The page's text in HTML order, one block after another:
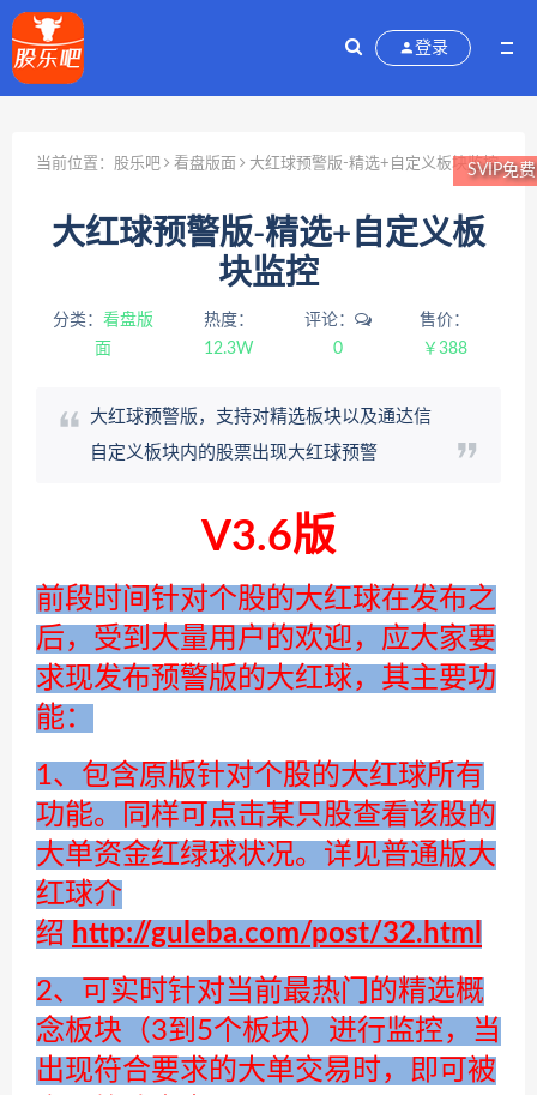
登录
当前位置： 股乐吧 看盘版面 大红球预警版-精选+自定义板块监控
大红球预警版-精选+自定义板
块监控
分类： 看盘版
面
热度：
12.3W
评论：
0
售价：
￥388
SVIP免费
大红球预警版，支持对精选板块以及通达信
自定义板块内的股票出现大红球预警
V3.6版
前段时间针对个股的大红球在发布之
后，受到大量用户的欢迎，应大家要
求现发布预警版的大红球，其主要功
能：
1、包含原版针对个股的大红球所有
功能。同样可点击某只股查看该股的
大单资金红绿球状况。详见普通版大
红球介
绍 http://guleba.com/post/32.html
2、可实时针对当前最热门的精选概
念板块（3到5个板块）进行监控，当
出现符合要求的大单交易时，即可被